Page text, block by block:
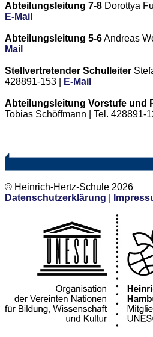
Abteilungsleitung 7-8 Dorottya
E-Mail
Abteilungsleitung 5-6Andreas
Mail
Stellvertretender Schulleiter
428891-153 |
E-Mail
Abteilungsleitung Vorstufe und
Tobias Schöffmann | Tel. 428891-
© Heinrich-Hertz-Schule 2026
Datenschutzerklärung